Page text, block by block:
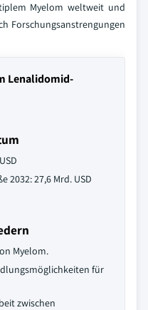
Myelom weltweit und
Forschungsanstrengungen
Lenalidomid-
2032: 27,6 Mrd. USD
Myelom.
für
zwischen